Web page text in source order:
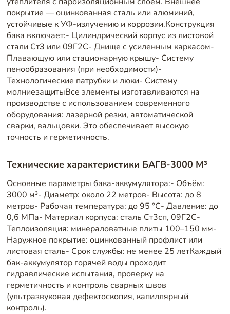
покрытие — оцинкованная сталь или алюминий,
устойчивые к УФ-излучению и коррозии.Конструкция
бака включает:- Цилиндрический корпус из листовой
стали Ст3 или 09Г2С- Днище с усиленным каркасом-
Плавающую или стационарную крышу- Систему
пенообразования (при необходимости)-
Технологические патрубки и люки- Систему
молниезащитыВсе элементы изготавливаются на
производстве с использованием современного
оборудования: лазерной резки, автоматической
сварки, вальцовки. Это обеспечивает высокую
точность и герметичность.
Технические характеристики БАГВ-3000 М³
Основные параметры бака-аккумулятора:- Объём:
3000 м³- Диаметр: около 22 метров- Высота: до 8
метров- Рабочая температура: до 95 °C- Давление: до
0,6 МПа- Материал корпуса: сталь Ст3сп, 09Г2С-
Теплоизоляция: минераловатные плиты 100–150 мм-
Наружное покрытие: оцинкованный профлист или
листовая сталь- Срок службы: не менее 25 летКаждый
бак-аккумулятор горячей воды проходит
гидравлические испытания, проверку на
герметичность и контроль сварных швов
(ультразвуковая дефектоскопия, капиллярный
контроль).